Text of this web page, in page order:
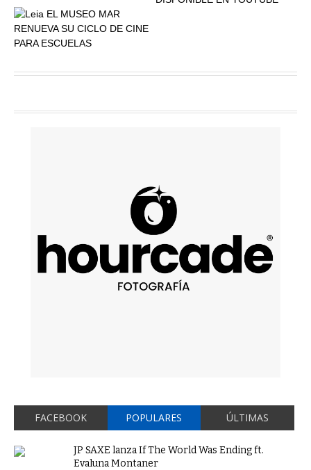
FACEBOOK POPULARES ÚLTIMAS
JP SAXE lanza If The World Was Ending ft.
Evaluna Montaner